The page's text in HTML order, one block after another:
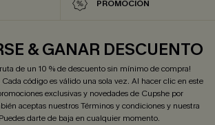
PROMOCIÓN
& GANAR DESCUENTO
de un 10 % de descuento sin mínimo de compra!
código es válido una sola vez. Al hacer clic en este
exclusivas y novedades de Cupshe por
aceptas nuestrosTérminos y condicionesy nuestra
darte de baja en cualquier momento.